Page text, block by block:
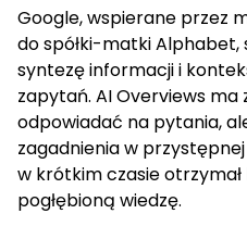
Google, wspierane przez
do spółki-matki
syntezę informacji i
zapytań. AI Overviews ma
odpowiadać na pytania,
zagadnienia w
w krótkim czasie
pogłębioną wiedzę.